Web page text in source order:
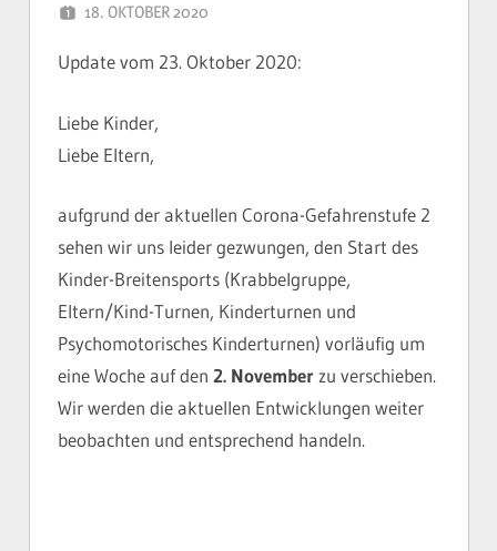
18. OKTOBER 2020
Update vom 23. Oktober 2020:
Liebe Kinder,
Liebe Eltern,
aufgrund der aktuellen Corona-Gefahrenstufe 2
sehen wir uns leider gezwungen, den Start des
Kinder-Breitensports (Krabbelgruppe,
Eltern/Kind-Turnen, Kinderturnen und
Psychomotorisches Kinderturnen) vorläufig um
eine Woche auf den 2. Novemberzu verschieben.
Wir werden die aktuellen Entwicklungen weiter
beobachten und entsprechend handeln.